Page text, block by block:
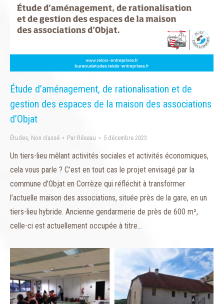
Étude d’aménagement, de rationalisation et de
gestion des espaces de la maison des associations
d’Objat
Études, Non classé Par Réseau 5 décembre 2023
Un tiers-lieu mêlant activités sociales et activités économiques,
cela vous parle ? C’est en tout cas le projet envisagé par la
commune d’Objat en Corrèze qui réfléchit à transformer
l’actuelle maison des associations, située près de la gare, en un
tiers-lieu hybride. Ancienne gendarmerie de près de 600 m²,
celle-ci est actuellement occupée à titre…